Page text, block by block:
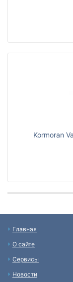
Kormoran
Главная
О сайте
Сервисы
Новости